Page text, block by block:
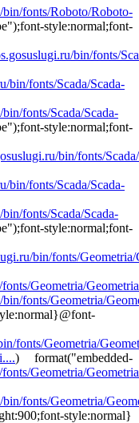
bin/fonts/Roboto/Roboto-
bin/fonts/
bin/fonts/Scada/Scada-
fonts/Scada/Scada-
style:normal;font-
bin/fonts/
bin/fonts/Scada/Scada-
fonts/Scada/Scada-
bin/fonts/
Geometria/
fonts/Geometria/
fonts/Geometria/
) format("embedded-
Geometria/
fonts/Geometria/
style:normal}